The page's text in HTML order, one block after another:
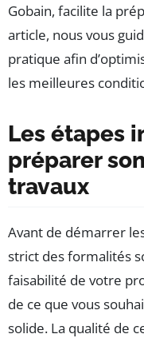
Gobain, facilite la
article, nous vous
pratique afin
les meilleures
Les étapes
préparer
travaux
Avant de démarrer
strict des formalités
faisabilité de votre
de ce que vous
solide. La qualité de